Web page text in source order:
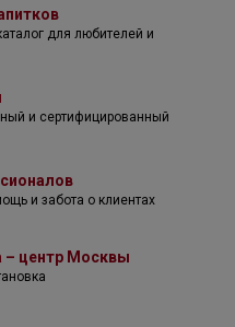
тщательно подходит к
особое внимание
территорий.
вина
отображающие характер
для любителей и
и сертифицированный
и забота о клиентах
– центр Москвы